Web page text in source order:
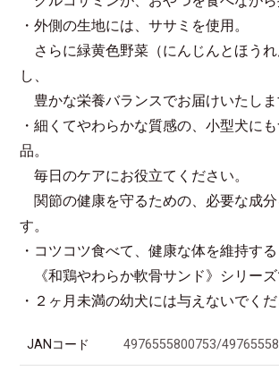
・外側の生地には、ササミを使用。
さらに緑黄色野菜（にんじんとほう
し、
豊かな栄養バランスでお届けいたしま
・細くてやわらかな質感の、小型犬に
品。
毎日のケアにお役立てください。
関節の健康を守るための、必要な成分
す。
・コツコツ食べて、健康な体を維持する
《和鶏やわらか軟骨サンド》シリーズ
・２ヶ月未満の幼犬には与えないでくだ
JANコード 4976555800753/